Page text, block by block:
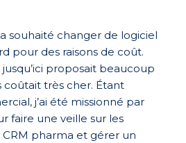
souhaité changer de logiciel
pour des raisons de coût.
jusqu’ici proposait beaucoup
coûtait très cher. Étant
j’ai été missionné par
faire une veille sur les
pharma et gérer un